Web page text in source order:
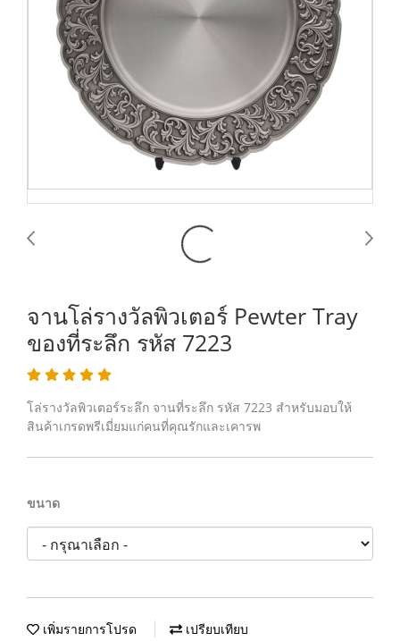
จานโล่รางวัลพิวเตอร์ Pewter Tray
ของที่ระลึก รหัส 7223
โล่รางวัลพิวเตอร์ระลึก จานที่ระลึก รหัส 7223 สำหรับมอบให้
สินค้าเกรดพรีเมี่ยมแก่คนที่คุณรักและเคารพ
ขนาด
เพิ่มรายการโปรด เปรียบเทียบ